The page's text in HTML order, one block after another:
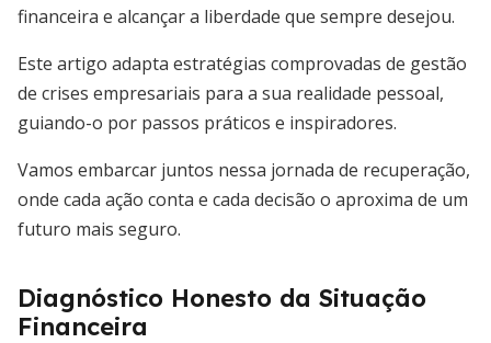
financeira e alcançar a liberdade que sempre desejou.
Este artigo adapta estratégias comprovadas de gestão
de crises empresariais para a sua realidade pessoal,
guiando-o por passos práticos e inspiradores.
Vamos embarcar juntos nessa jornada de recuperação,
onde cada ação conta e cada decisão o aproxima de um
futuro mais seguro.
Diagnóstico Honesto da Situação
Financeira